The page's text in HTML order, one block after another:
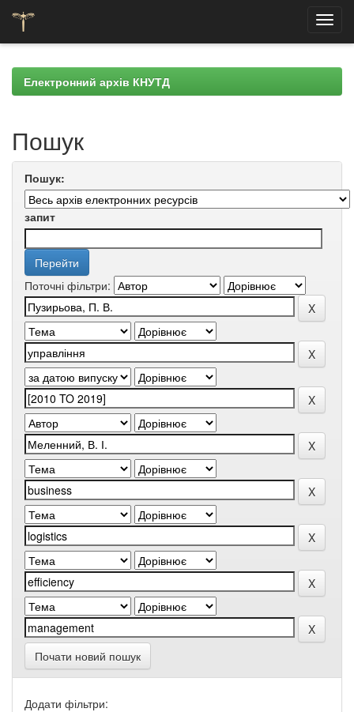
navigationЕлектронний архів КНУТД
Пошук
Пошук:
запит
Поточні фільтри:
Почати новий пошук
Додати фільтри: